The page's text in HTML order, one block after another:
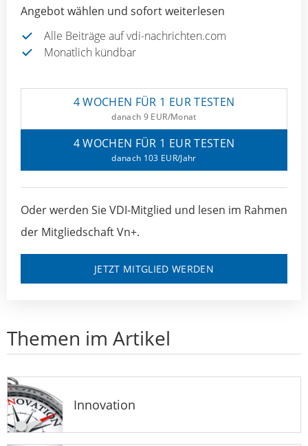
Angebot wählen und sofort weiterlesen
Alle Beiträge auf vdi-nachrichten.com
Monatlich kündbar
4 WOCHEN FÜR 1 EUR TESTEN
danach 9 EUR/Monat
4 WOCHEN FÜR 1 EUR TESTEN
danach 103 EUR/Jahr
Oder werden Sie VDI-Mitglied und lesen im Rahmen
der Mitgliedschaft Vn+.
JETZT MITGLIED WERDEN
Themen im Artikel
Innovation